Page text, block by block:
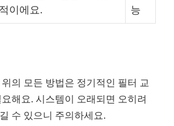
이에요.
능
위의 모든 방법은 정기적인 필터 교
해요. 시스템이 오래되면 오히려
수 있으니 주의하세요.